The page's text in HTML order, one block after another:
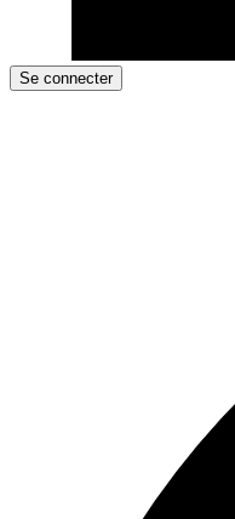
Se connecter